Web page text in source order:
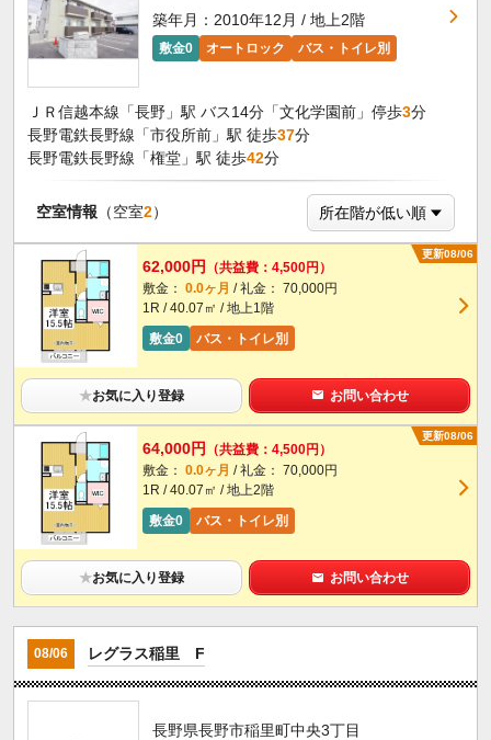
築年月：2010年12月 / 地上2階
敷金0 オートロック バス・トイレ別
ＪＲ信越本線「長野」駅 バス14分「文化学園前」停歩3分
長野電鉄長野線「市役所前」駅 徒歩37分
長野電鉄長野線「権堂」駅 徒歩42分
空室情報 （空室2）
更新08/06
62,000円
（共益費：4,500円）
敷金： 0.0ヶ月 / 礼金： 70,000円
1R / 40.07㎡ / 地上1階
敷金0
バス・トイレ別
★お気に入り登録 お問い合わせ
更新08/06
64,000円
（共益費：4,500円）
敷金： 0.0ヶ月 / 礼金： 70,000円
1R / 40.07㎡ / 地上2階
敷金0
バス・トイレ別
★お気に入り登録 お問い合わせ
08/06 レグラス稲里 F
長野県長野市稲里町中央3丁目